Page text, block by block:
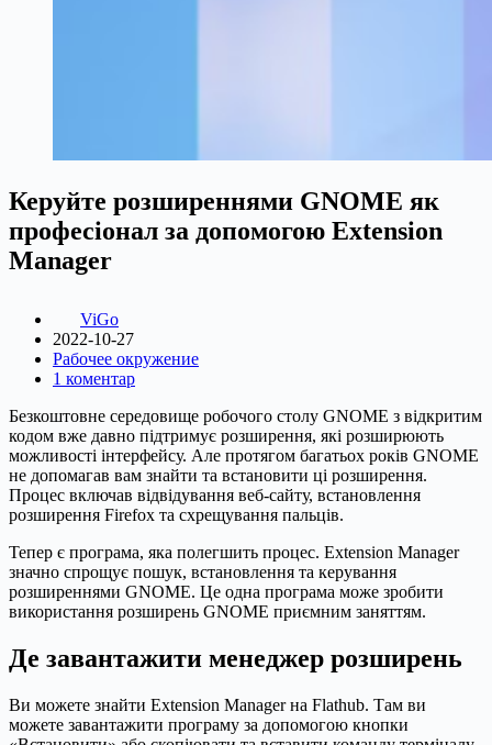
Керуйте розширеннями GNOME як
професіонал за допомогою Extension
Manager
ViGo
2022-10-27
Рабочее окружение
1 коментар
Безкоштовне середовище робочого столу GNOME з відкритим
кодом вже давно підтримує розширення, які розширюють
можливості інтерфейсу. Але протягом багатьох років GNOME
не допомагав вам знайти та встановити ці розширення.
Процес включав відвідування веб-сайту, встановлення
розширення Firefox та схрещування пальців.
Тепер є програма, яка полегшить процес. Extension Manager
значно спрощує пошук, встановлення та керування
розширеннями GNOME. Це одна програма може зробити
використання розширень GNOME приємним заняттям.
Де завантажити менеджер розширень
Ви можете знайти Extension Manager на Flathub. Там ви
можете завантажити програму за допомогою кнопки